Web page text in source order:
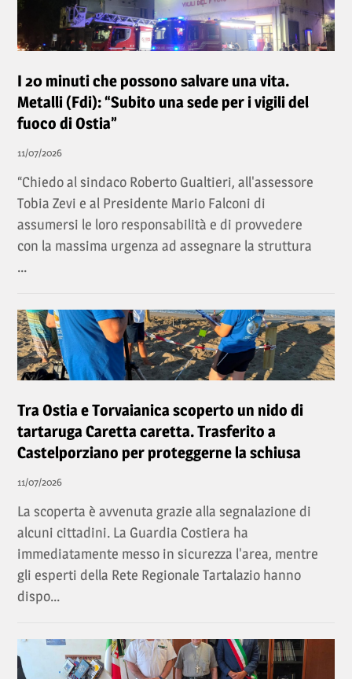
I 20 minuti che possono salvare una vita.
Metalli (Fdi): “Subito una sede per i vigili del
fuoco di Ostia”
11/07/2026
“Chiedo al sindaco Roberto Gualtieri, all'assessore
Tobia Zevi e al Presidente Mario Falconi di
assumersi le loro responsabilità e di provvedere
con la massima urgenza ad assegnare la struttura
...
Tra Ostia e Torvaianica scoperto un nido di
tartaruga Caretta caretta. Trasferito a
Castelporziano per proteggerne la schiusa
11/07/2026
La scoperta è avvenuta grazie alla segnalazione di
alcuni cittadini. La Guardia Costiera ha
immediatamente messo in sicurezza l'area, mentre
gli esperti della Rete Regionale Tartalazio hanno
dispo...